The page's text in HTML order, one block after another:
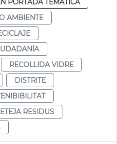
AMBIENTE
RECOLLIDA VIDRE
DISTRITE
RESIDUS